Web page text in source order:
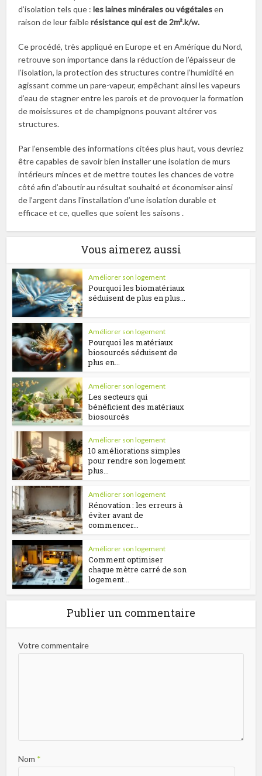
d’isolation tels que :les laines minéralesou végétalesen
raison de leur faiblerésistance qui est de 2m².k/w.
Ce procédé, très appliqué en Europe et en Amérique du Nord,
retrouve son importance dans la réduction de l’épaisseur de
l’isolation, la protection des structures contre l’humidité en
agissant comme un pare-vapeur, empêchant ainsi les vapeurs
d’eau de stagner entre les parois et de provoquer la formation
de moisissures et de champignons pouvant altérer vos
structures.
Par l’ensemble des informations citées plus haut, vous devriez
être capables de savoir bien installer une isolation de murs
intérieurs minces et de mettre toutes les chances de votre
côté afin d’aboutir au résultat souhaité et économiser ainsi
de l’argent dans l’installation d’une isolation durable et
efficace et ce, quelles que soient les saisons .
Vous aimerez aussi
Améliorer son logement
Pourquoi les biomatériaux
séduisent de plus en plus...
Améliorer son logement
Pourquoi les matériaux
biosourcés séduisent de
plus en...
Améliorer son logement
Les secteurs qui
bénéficient des matériaux
biosourcés
Améliorer son logement
10 améliorations simples
pour rendre son logement
plus...
Améliorer son logement
Rénovation : les erreurs à
éviter avant de
commencer...
Améliorer son logement
Comment optimiser
chaque mètre carré de son
logement...
Publier un commentaire
Votre commentaire
Nom *